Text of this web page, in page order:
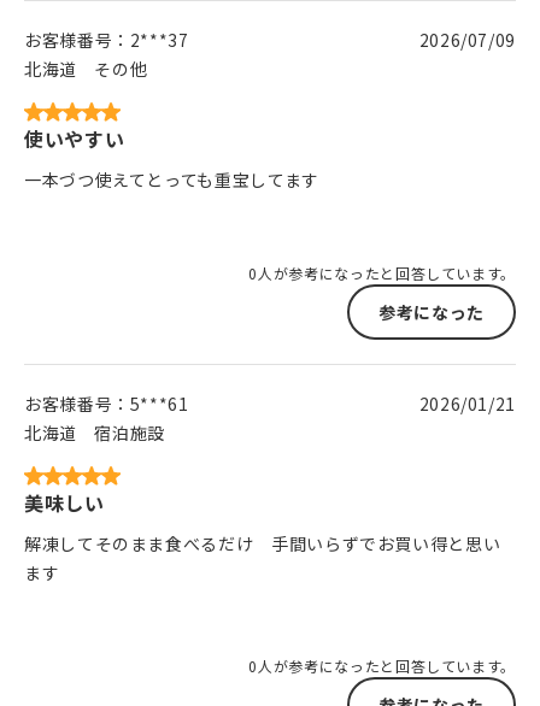
お客様番号： 2***37
北海道
その他
2026/07/09
使いやすい
一本づつ使えてとっても重宝してます
0人が参考になったと回答しています。
参考になった
お客様番号： 5***61
北海道
宿泊施設
2026/01/21
美味しい
解凍してそのまま食べるだけ 手間いらずでお買い得と思い
ます
0人が参考になったと回答しています。